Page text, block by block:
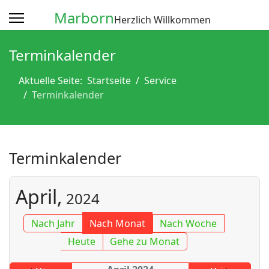
MarbornHerzlich Willkommen
Terminkalender
Aktuelle Seite: Startseite
Service
Terminkalender
Terminkalender
April, 2024
Nach Jahr Nach Monat
Nach Woche
Heute
Gehe zu Monat